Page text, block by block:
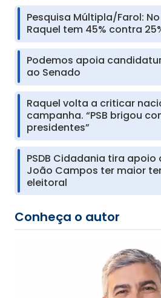
Pesquisa Múltipla/Farol:
Raquel tem 45% contra
Podemos apoia
ao Senado
Raquel volta a criticar
campanha. “PSB brigou
presidentes”
PSDB Cidadania tira apoio
João Campos ter maior
eleitoral
Conheça o autor